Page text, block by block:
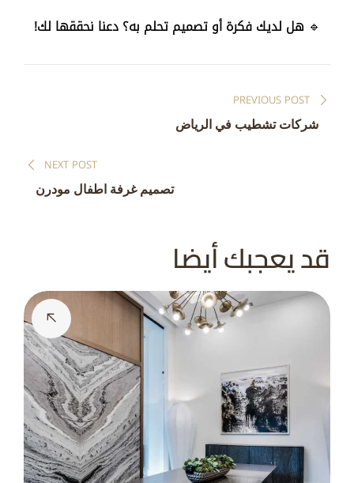
🔹 هل لديك فكرة أو تصميم تحلم به؟ دعنا نحققها لك!
المقالات
PREVIOUS POST
شركات تشطيب في الرياض
NEXT POST
تصميم غرفة اطفال مودرن
قد يعجبك أيضا